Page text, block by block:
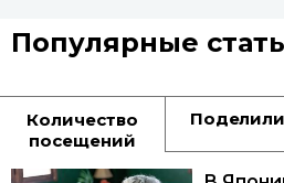
Популярные
Количество
посещений